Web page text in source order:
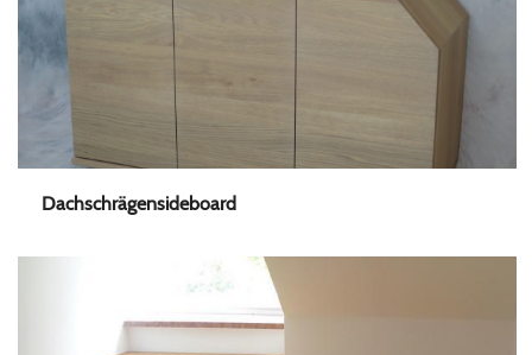
Dachschrägensideboard